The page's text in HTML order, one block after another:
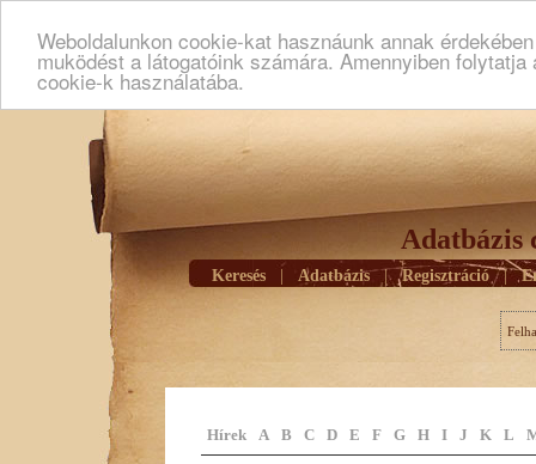
Weboldalunkon cookie-kat hasznáunk annak
muködést a látogatóink számára. Amennyiben
cookie-k használatába.
Adatbázis
Keresés Adatbázis | Regisztráció |
Hírek A B C D E F G H I J K L